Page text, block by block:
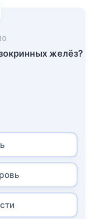
желёз?